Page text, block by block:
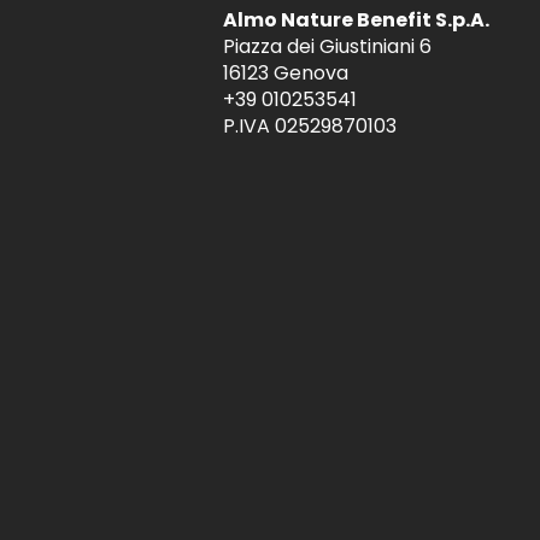
Almo Nature Benefit S.p.A.
Piazza dei Giustiniani 6
16123 Genova
+39 010253541
P.IVA 02529870103